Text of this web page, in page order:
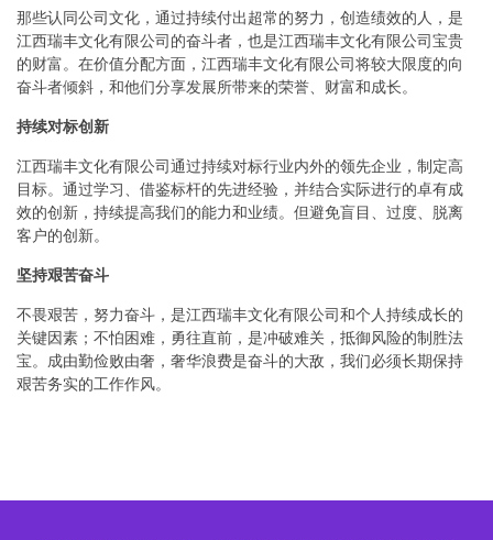
那些认同公司文化，通过持续付出超常的努力，创造绩效的人，是
江西瑞丰文化有限公司的奋斗者，也是江西瑞丰文化有限公司宝贵
的财富。在价值分配方面，江西瑞丰文化有限公司将较大限度的向
奋斗者倾斜，和他们分享发展所带来的荣誉、财富和成长。
持续对标创新
江西瑞丰文化有限公司通过持续对标行业内外的领先企业，制定高
目标。通过学习、借鉴标杆的先进经验，并结合实际进行的卓有成
效的创新，持续提高我们的能力和业绩。但避免盲目、过度、脱离
客户的创新。
坚持艰苦奋斗
不畏艰苦，努力奋斗，是江西瑞丰文化有限公司和个人持续成长的
关键因素；不怕困难，勇往直前，是冲破难关，抵御风险的制胜法
宝。成由勤俭败由奢，奢华浪费是奋斗的大敌，我们必须长期保持
艰苦务实的工作作风。